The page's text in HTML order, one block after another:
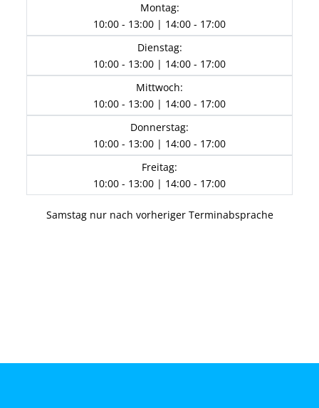
Montag:
10:00 - 13:00 | 14:00 - 17:00
Dienstag:
10:00 - 13:00 | 14:00 - 17:00
Mittwoch:
10:00 - 13:00 | 14:00 - 17:00
Donnerstag:
10:00 - 13:00 | 14:00 - 17:00
Freitag:
10:00 - 13:00 | 14:00 - 17:00
Samstag nur nach vorheriger Terminabsprache